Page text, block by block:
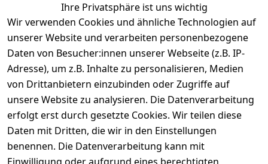
Ihre Privatsphäre ist uns wichtig
Wir verwenden Cookies und ähnliche Technologien auf
unserer Website und verarbeiten personenbezogene
Daten von Besucher:innen unserer Webseite (z.B. IP-
Adresse), um z.B. Inhalte zu personalisieren, Medien
von Drittanbietern einzubinden oder Zugriffe auf
unsere Website zu analysieren. Die Datenverarbeitung
erfolgt erst durch gesetzte Cookies. Wir teilen diese
Daten mit Dritten, die wir in den Einstellungen
benennen. Die Datenverarbeitung kann mit
Rechtliches
AGB
Impressum
Datenschutze
rklärung
Widerrufsrec
ht
Services
Kontakt
Kundenservic
e
Zahlung &
Versand
Batteriegeset
z
Newsletter
Zahlung &
Versand
Kontakt
+49
Mail:
info@select
selected-lights
selected-